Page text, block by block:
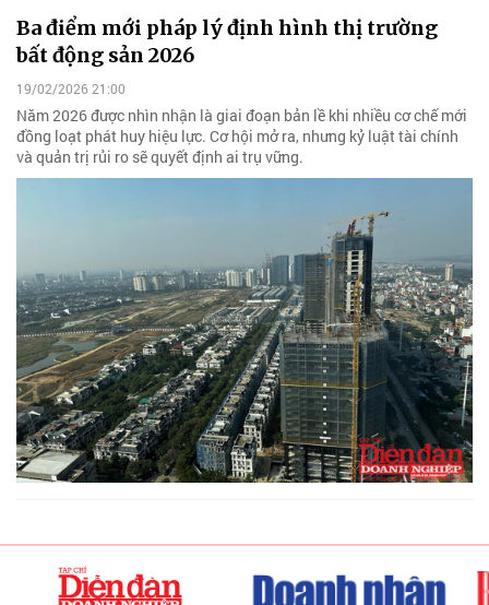
Ba điểm mới pháp lý định hình thị trường
bất động sản 2026
19/02/2026 21:00
Năm 2026 được nhìn nhận là giai đoạn bản lề khi nhiều cơ chế mới
đồng loạt phát huy hiệu lực. Cơ hội mở ra, nhưng kỷ luật tài chính
và quản trị rủi ro sẽ quyết định ai trụ vững.